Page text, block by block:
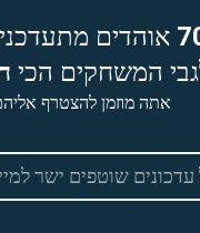
אוהדים
המשחקים הכי
אתה מוזמן להצטרף